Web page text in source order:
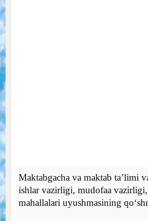
Maktabgacha va maktab ta’limi
ishlar vazirligi, mudofaa vazirligi,
mahallalari uyushmasining